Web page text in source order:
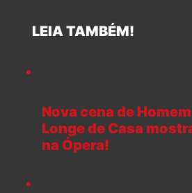
LEIA TAMBÉM!
Nova cena de
Longe de Casa
na Ópera!